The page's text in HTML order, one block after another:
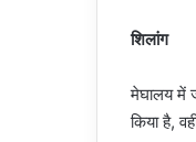
शिलांग
मेघालय में
किया है,